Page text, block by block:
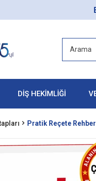
DİŞ HEKİMLİĞİ
Pratik Reçete